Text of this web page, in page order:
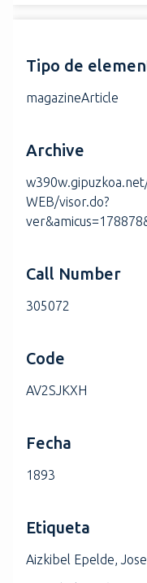
Tipo de
magazineArticle
Archive
WEB/visor.do?
Call Number
305072
Code
AV2SJKXH
Fecha
1893
Etiqueta
Aizkibel Epelde,